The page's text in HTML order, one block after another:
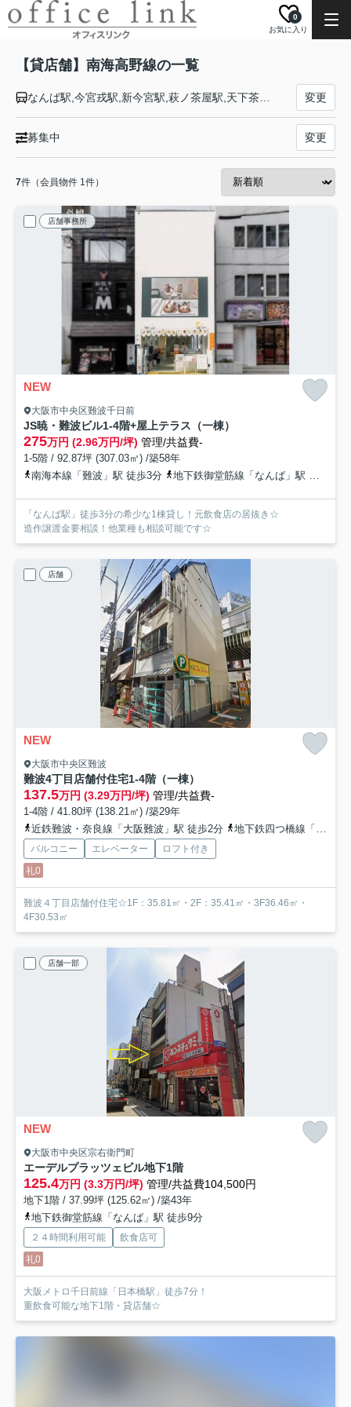
お気に入り
0
【貸店舗】南海高野線の一覧
変更
募集中 変更
7件（会員物件 1件）
店舗事務所
NEW
大阪市中央区難波千日前
JS暁・難波ビル1-4階+屋上テラス（一棟）
275万円 (2.96万円/坪) 管理/共益費-
1-5階 / 92.87坪 (307.03㎡) /築58年
南海本線「難波」駅 徒歩3分
地下鉄御堂筋線「なんば」駅 徒歩3分
「なんば駅」徒歩3分の希少な1棟貸し！元飲食店の居抜き☆
造作譲渡金要相談！他業種も相談可能です☆
店舗
NEW
大阪市中央区難波
難波4丁目店舗付住宅1-4階（一棟）
137.5万円 (3.29万円/坪) 管理/共益費-
1-4階 / 41.80坪 (138.21㎡) /築29年
近鉄難波・奈良線「大阪難波」駅 徒歩2分
地下鉄四つ橋線「なんば」駅 徒歩3分
バルコニー エレベーター
ロフト付き
礼0
難波４丁目店舗付住宅☆1F：35.81㎡・2F：35.41㎡・3F36.46㎡・
4F30.53㎡
店舗一部
NEW
大阪市中央区宗右衛門町
エーデルプラッツェビル地下1階
125.4万円 (3.3万円/坪) 管理/共益費104,500円
地下1階 / 37.99坪 (125.62㎡) /築43年
地下鉄御堂筋線「なんば」駅 徒歩9分
２４時間利用可能
飲食店可
礼0
大阪メトロ千日前線「日本橋駅」徒歩7分！
重飲食可能な地下1階・貸店舗☆